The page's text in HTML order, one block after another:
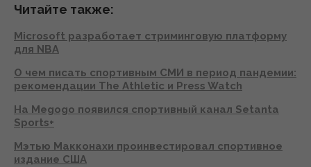
Читайте также:
Microsoft разработает стриминговую платформу
для NBA
О чем писать спортивным СМИ в период пандемии:
рекомендации The Athletic и Press Watch
На Megogo появился спортивный канал Setanta
Sports+
Мэтью Макконахи проинвестировал спортивное
издание США